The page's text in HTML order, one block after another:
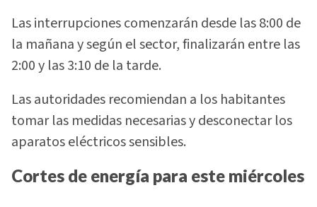
Las interrupciones comenzarán desde las 8:00 de
la mañana y según el sector, finalizarán entre las
2:00 y las 3:10 de la tarde.
Las autoridades recomiendan a los habitantes
tomar las medidas necesarias y desconectar los
aparatos eléctricos sensibles.
Cortes de energía para este miércoles